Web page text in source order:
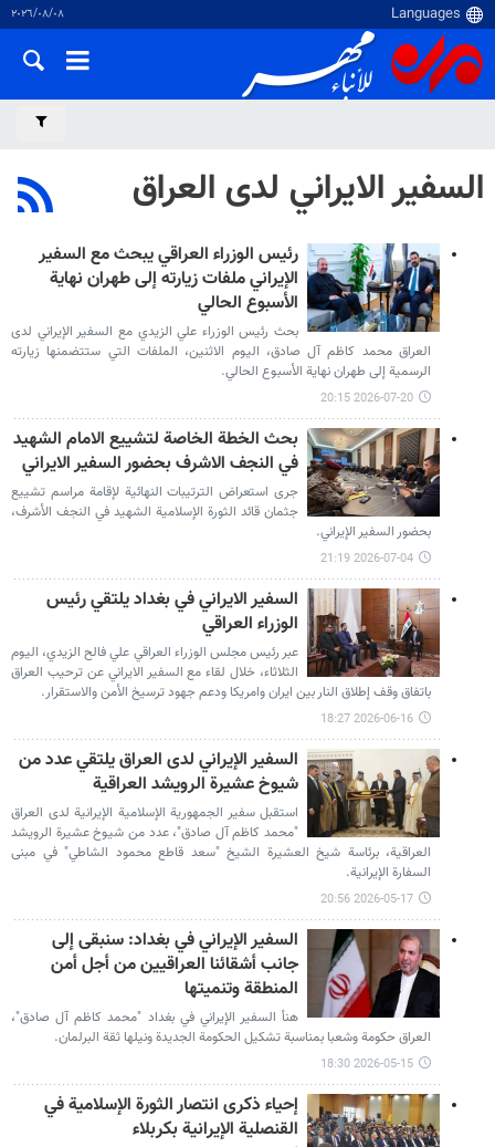
٠٨‏/٠٨‏/٢٠٢٦
السفير الايراني لدى العراق
رئيس الوزراء العراقي يبحث مع السفير
الإيراني ملفات زيارته إلى طهران نهاية
الأسبوع الحالي
بحث رئيس الوزراء علي الزيدي مع السفير الإيراني لدى
العراق محمد كاظم آل صادق، اليوم الاثنين، الملفات التي ستتضمنها زيارته
الرسمية إلى طهران نهاية الأسبوع الحالي.
2026-07-20 20:15
بحث الخطة الخاصة لتشييع الامام الشهيد
في النجف الاشرف بحضور السفير الايراني
جرى استعراض الترتيبات النهائية لإقامة مراسم تشييع
جثمان قائد الثورة الإسلامية الشهيد في النجف الأشرف،
بحضور السفير الإيراني.
2026-07-04 21:19
السفير الايراني في بغداد يلتقي رئيس
الوزراء العراقي
عبر رئيس مجلس الوزراء العراقي علي فالح الزيدي، اليوم
الثلاثاء، خلال لقاء مع السفير الايراني عن ترحيب العراق
باتفاق وقف إطلاق النار بين ايران وامريكا ودعم جهود ترسيخ الأمن والاستقرار.
2026-06-16 18:27
السفير الإيراني لدی العراق یلتقي عدد من
شيوخ عشیرة الرويشد العراقية
استقبل سفير الجمهورية الإسلامية الإيرانية لدى العراق
"محمد كاظم آل صادق"، عدد من شيوخ عشيرة الرويشد
العراقية، برئاسة شيخ العشيرة الشيخ "سعد قاطع محمود الشاطي" في مبنی
السفارة الإيرانية.
2026-05-17 20:56
السفير الإيراني في بغداد: سنبقى إلى
جانب أشقائنا العراقيين من أجل أمن
المنطقة وتنميتها
هنأ السفير الإيراني في بغداد "محمد كاظم آل صادق"،
العراق حكومة وشعبا بمناسبة تشكيل الحكومة الجديدة ونيلها ثقة البرلمان.
2026-05-15 18:30
إحياء ذكرى انتصار الثورة الإسلامية في
القنصلية الإيرانية بكربلاء